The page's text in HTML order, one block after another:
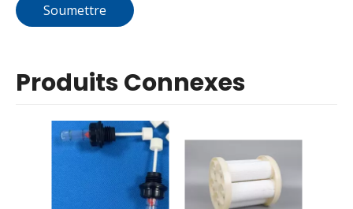
Soumettre
Produits Connexes